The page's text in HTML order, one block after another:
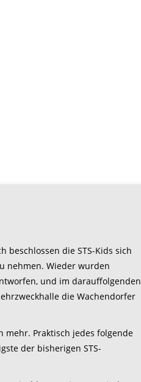
beschlossen die STS-Kids sich
nehmen. Wieder wurden
und im darauffolgenden
die Wachendorfer
mehr. Praktisch jedes folgende
der bisherigen STS-